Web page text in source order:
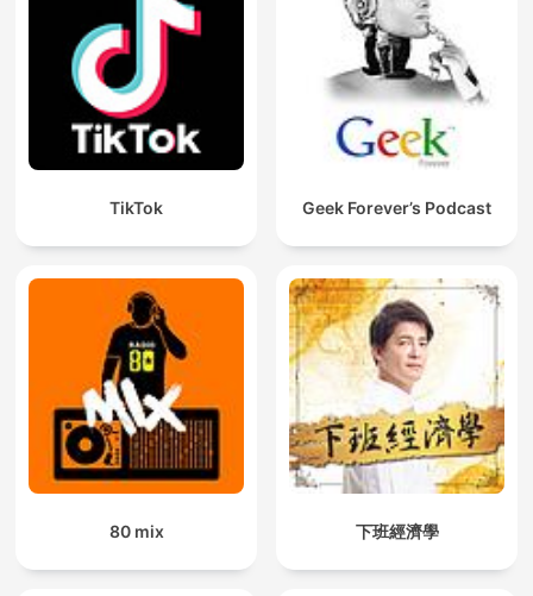
TikTok Geek Forever’s Podcast
80 mix 下班經濟學